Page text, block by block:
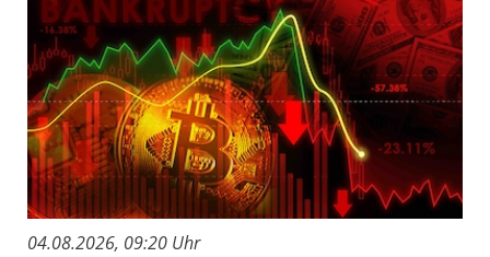
04.08.2026, 09:20 Uhr